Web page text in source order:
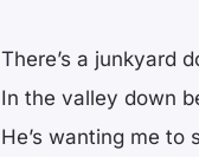
There’s a junkyard
In the valley down
He’s wanting me to